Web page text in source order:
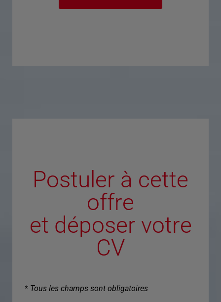
Postuler à cette
offre
et déposer votre
CV
* Tous les champs sont obligatoires